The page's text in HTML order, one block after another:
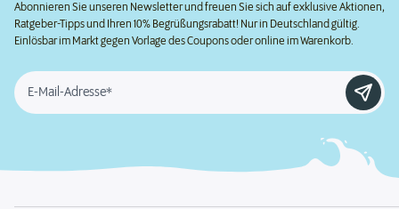
Abonnieren Sie unseren Newsletter und freuen Sie sich auf exklusive Aktionen,
Ratgeber-Tipps und Ihren 10% Begrüßungsrabatt! Nur in Deutschland gültig.
Einlösbar im Markt gegen Vorlage des Coupons oder online im Warenkorb.
E-Mail-Adresse*